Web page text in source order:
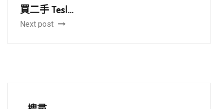
買二手 Tesl...
Next post